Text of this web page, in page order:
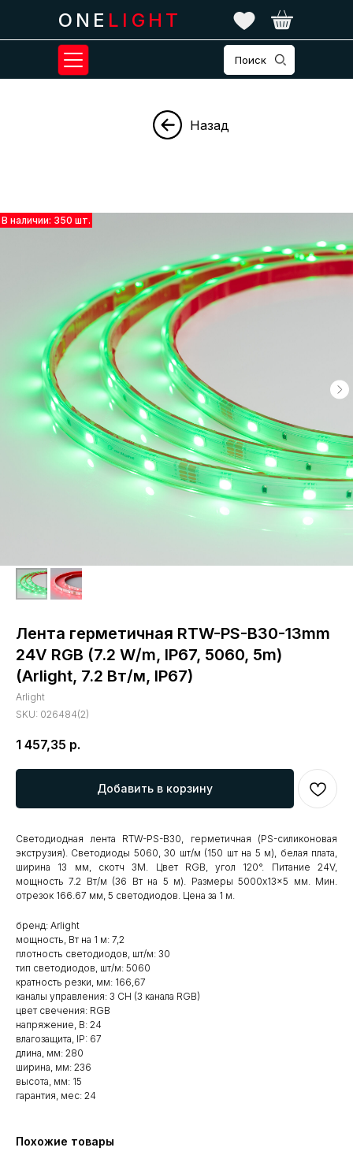
Поиск
ONE LIGHT
Назад
Лента герметичная RTW-PS-B30-13mm
24V RGB (7.2 W/m, IP67, 5060, 5m)
(Arlight, 7.2 Вт/м, IP67)
Arlight
SKU: 026484(2)
1 457,35 р.
Добавить в корзину
Светодиодная лента RTW-PS-B30, герметичная (PS-силиконовая
экструзия). Светодиоды 5060, 30 шт/м (150 шт на 5 м), белая плата,
ширина 13 мм, скотч 3M. Цвет RGB, угол 120°. Питание 24V,
мощность 7.2 Вт/м (36 Вт на 5 м). Размеры 5000x13x5 мм. Мин.
отрезок 166.67 мм, 5 светодиодов. Цена за 1 м.
бренд: Arlight
мощность, Вт на 1 м: 7,2
плотность светодиодов, шт/м: 30
тип светодиодов, шт/м: 5060
кратность резки, мм: 166,67
каналы управления: 3 CH (3 канала RGB)
цвет свечения: RGB
напряжение, В: 24
влагозащита, IP: 67
длина, мм: 280
ширина, мм: 236
высота, мм: 15
гарантия, мес: 24
Похожие товары